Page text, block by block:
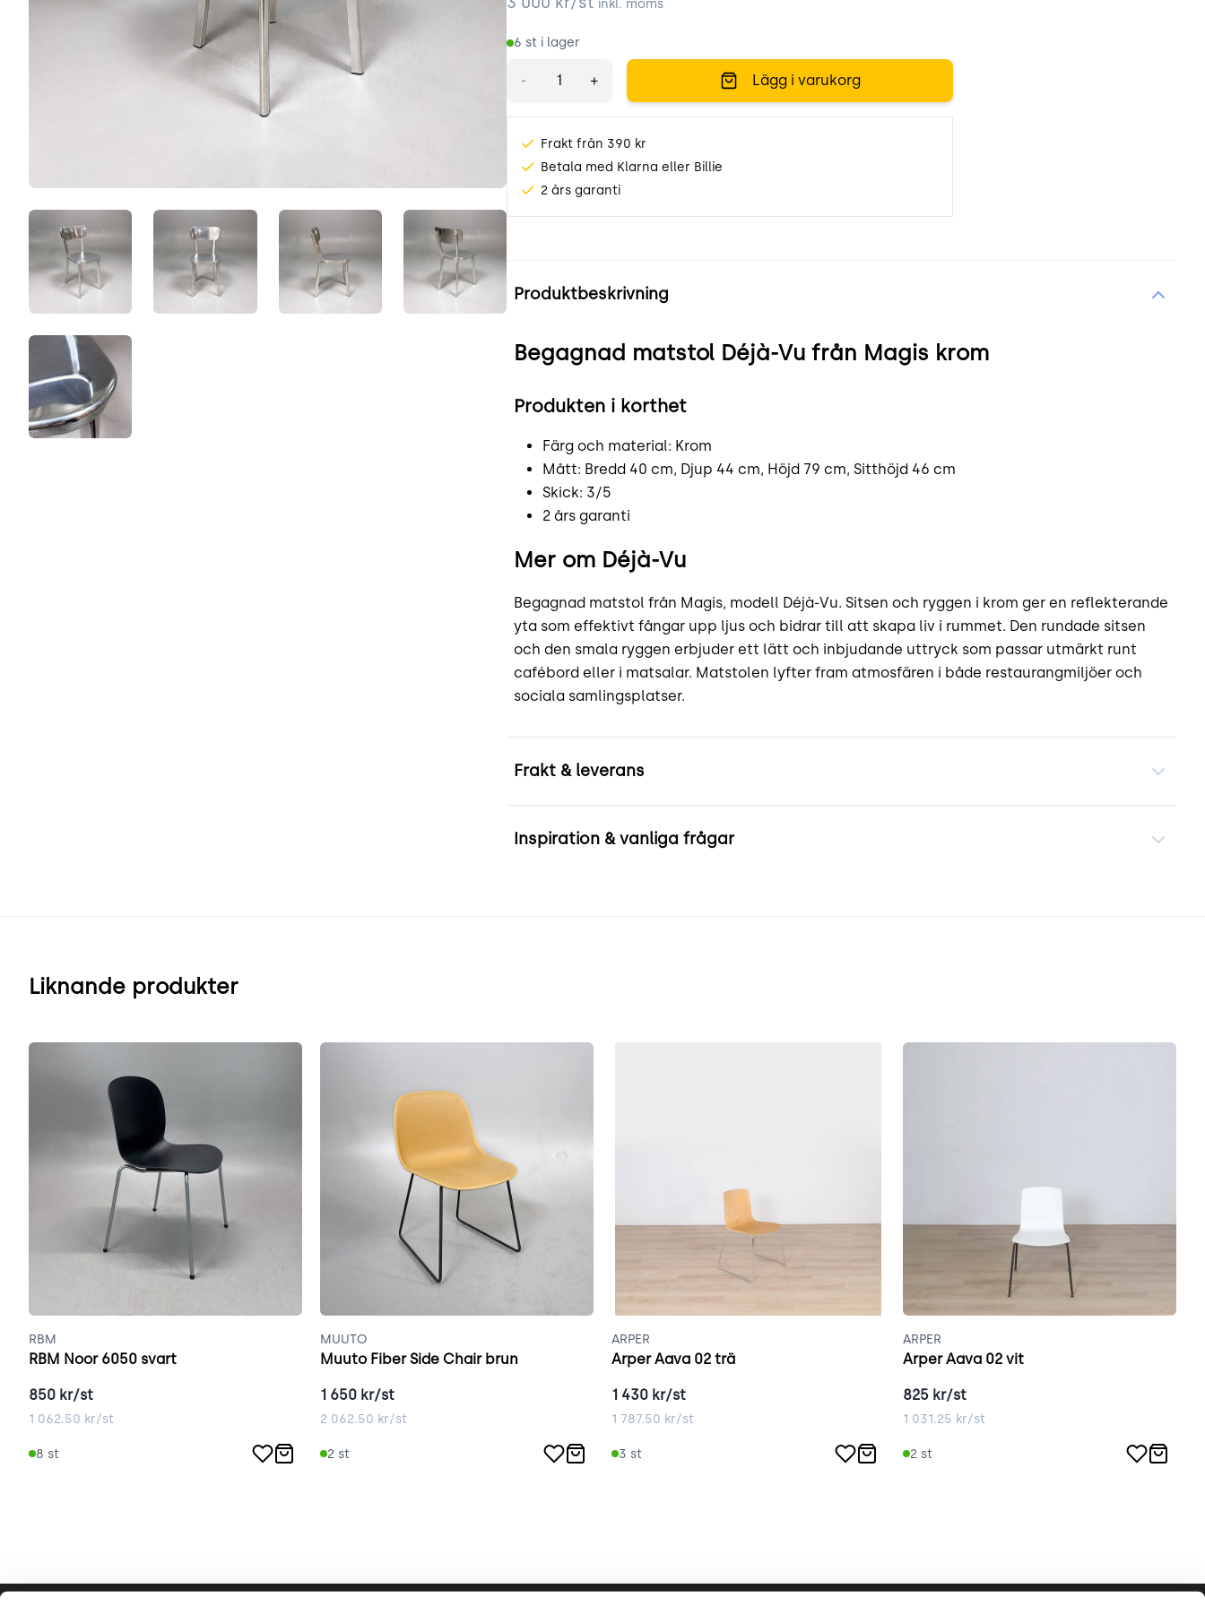
n6phWPxmH2Lo.jpegONTuNLsAsj3z.jpeg G2QUdOShXrhB.jpeg1qQjYWuclSs8.jpeg
mEceI_j7UiK7.jpeg
inkl. moms
6 st i lager
- + Lägg i varukorg
Frakt från 390 kr
Betala med Klarna eller Billie
2 års garanti
Produktinformation
Produktbeskrivning
Begagnad matstol Déjà-Vu från Magis krom
Produkten i korthet
Färg och material: Krom
Mått: Bredd 40 cm, Djup 44 cm, Höjd 79 cm, Sitthöjd 46 cm
Skick: 3/5
2 års garanti
Mer om Déjà-Vu
Begagnad matstol från Magis, modell Déjà-Vu. Sitsen och ryggen i krom ger en reflekterande
yta som effektivt fångar upp ljus och bidrar till att skapa liv i rummet. Den rundade sitsen
och den smala ryggen erbjuder ett lätt och inbjudande uttryck som passar utmärkt runt
cafébord eller i matsalar. Matstolen lyfter fram atmosfären i både restaurangmiljöer och
sociala samlingsplatser.
Frakt & leverans
Inspiration & vanliga frågar
Liknande produkter
RBM
RBM Noor 6050 svart
850 kr/st
1 062.50 kr/st
8 st
MUUTO
Muuto Fiber Side Chair brun
1 650 kr/st
2 062.50 kr/st
2 st
ARPER
Arper Aava 02 trä
1 430 kr/st
1 787.50 kr/st
3 st
ARPER
Arper Aava 02 vit
825 kr/st
1 031.25 kr/st
2 st